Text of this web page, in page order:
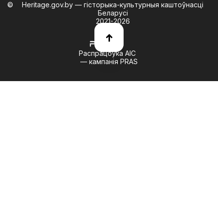
Heritage.gov.by — гісторыка-культурныя каштоўнасці
Беларусі
2021-2026
Распрацоўка АІС
— кампанія PRAS